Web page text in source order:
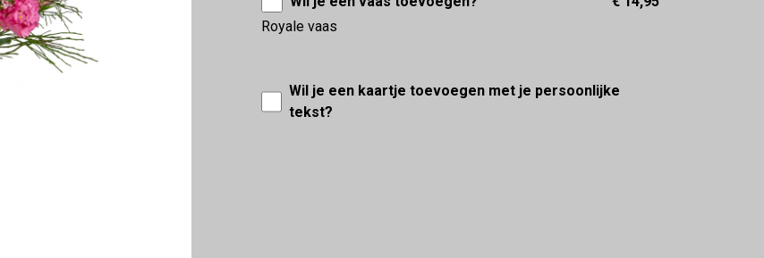
Royale vaas
Wil je een kaartje toevoegen met je persoonlijke
tekst?